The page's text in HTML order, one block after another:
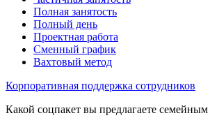
Полная занятость
Полный день
Проектная работа
Сменный график
Вахтовый метод
Корпоративная поддержка сотрудников
Какой соцпакет вы предлагаете